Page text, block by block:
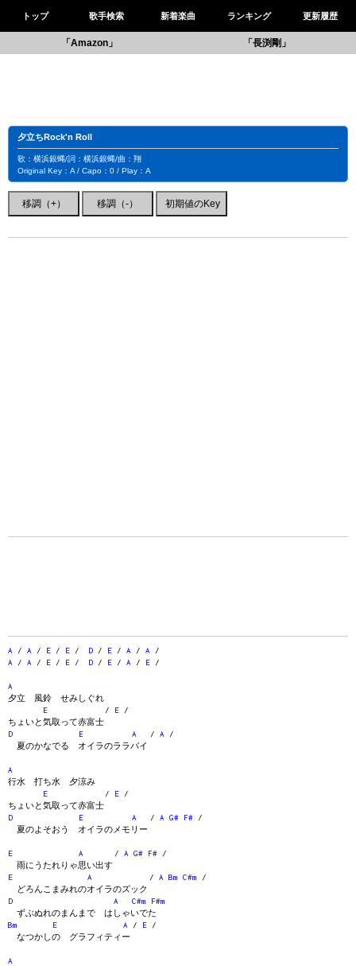
トップ 歌手検索 新着楽曲 ランキング 更新履歴
「Amazon」 「長渕剛」
夕立ちRock'n Roll
歌：横浜銀蝿/詞：横浜銀蝿/曲：翔
Original Key：A / Capo：0 / Play：A
A / A / E / E / D / E / A / A /
A / A / E / E / D / E / A / E /
A
夕立 風鈴 せみしぐれ
E / E /
ちょいと気取って赤富士
D
E A / A /
夏のかなでる オイラのララバイ
A
行水 打ち水 夕涼み
E / E /
ちょいと気取って赤富士
D
E A / A G# F# /
夏のよそおう オイラのメモリー
E A / A G# F# /
雨にうたれりゃ思い出す
E
A / A Bm C#m /
どろんこまみれのオイラのズック
D
A C#m
F#m
ずぶぬれのまんまで はしゃいでた
Bm
E A / E /
なつかしの グラフィティー
A